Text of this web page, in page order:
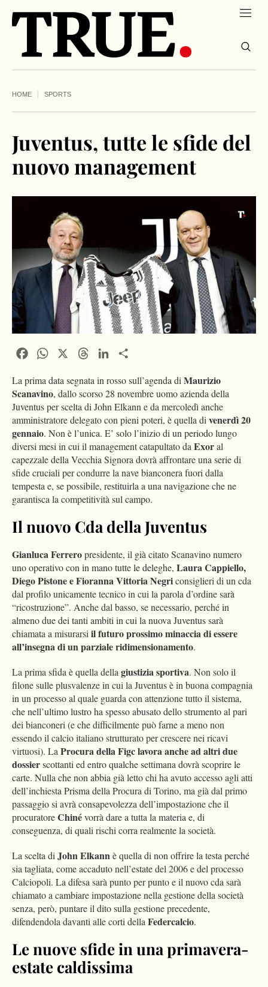
HOME SPORTS
Juventus, tutte le sfide del
nuovo management
FacebookWhatsApp ThreadsLinkedIn
La prima data segnata in rosso sull’agenda diMaurizio
Scanavino, dallo scorso 28 novembre uomo azienda della
Juventus per scelta di John Elkann e da mercoledì anche
amministratore delegato con pieni poteri, è quella divenerdì 20
gennaio. Non è l’unica. E’ solo l’inizio di un periodo lungo
diversi mesi in cui il management catapultato daExoral
capezzale della Vecchia Signora dovrà affrontare una serie di
sfide cruciali per condurre la nave bianconera fuori dalla
tempesta e, se possibile, restituirla a una navigazione che ne
garantisca la competitività sul campo.
Il nuovo Cda della Juventus
Gianluca Ferreropresidente, il già citato Scanavino numero
uno operativo con in mano tutte le deleghe, Laura Cappiello,
Diego Pistone e Fioranna Vittoria Negriconsiglieri di un cda
dal profilo unicamente tecnico in cui la parola d’ordine sarà
“ricostruzione”. Anche dal basso, se necessario, perché in
almeno due dei tanti ambiti in cui la nuova Juventus sarà
chiamata a misurarsiil futuro prossimo minaccia di essere
all’insegna di un parziale ridimensionamento.
La prima sfida è quella dellagiustizia sportiva. Non solo il
filone sulle plusvalenze in cui la Juventus è in buona compagnia
in un processo al quale guarda con attenzione tutto il sistema,
che nell’ultimo lustro ha spesso abusato dello strumento al pari
dei bianconeri (e che difficilmente può farne a meno non
essendo il calcio italiano strutturato per crescere nei ricavi
virtuosi). LaProcura della Figc lavoraanche ad altri due
dossierscottanti ed entro qualche settimana dovrà scoprire le
carte. Nulla che non abbia già letto chi ha avuto accesso agli atti
dell’inchiesta Prisma della Procura di Torino, ma già dal primo
passaggio si avrà consapevolezza dell’impostazione che il
procuratoreChinévorrà dare a tutta la materia e, di
conseguenza, di quali rischi corra realmente la società.
La scelta diJohn Elkannè quella di non offrire la testa perché
sia tagliata, come accaduto nell’estate del 2006 e del processo
Calciopoli. La difesa sarà punto per punto e il nuovo cda sarà
chiamato a cambiare impostazione nella gestione della società
senza, però, puntare il dito sulla gestione precedente,
difendendola davanti alle corti dellaFedercalcio.
Le nuove sfide in una primavera-
estate caldissima